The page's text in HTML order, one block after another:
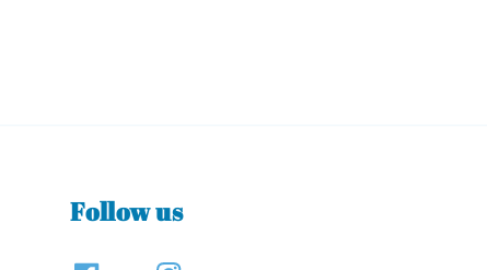
Follow us